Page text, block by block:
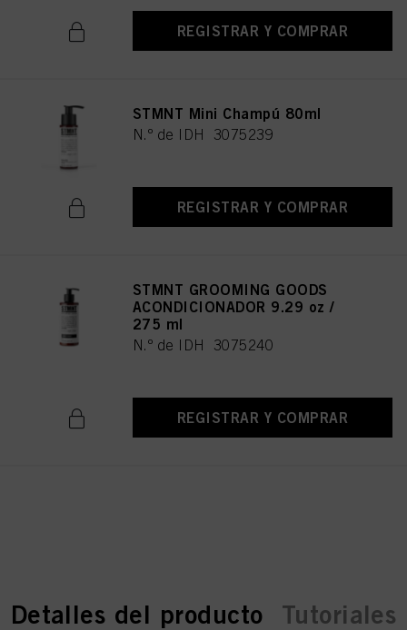
REGISTRAR Y COMPRAR
STMNT Mini Champú 80ml
N.º de IDH 3075239
REGISTRAR Y COMPRAR
STMNT GROOMING GOODS
ACONDICIONADOR 9.29 oz /
275 ml
N.º de IDH 3075240
REGISTRAR Y COMPRAR
current tab:
current tab:
Detalles del producto Tutoriales